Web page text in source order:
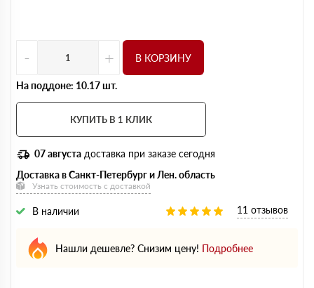
- + В КОРЗИНУ
На поддоне: 10.17 шт.
КУПИТЬ В 1 КЛИК
07 августа доставка при заказе сегодня
Доставка в Санкт-Петербург и Лен. область
Узнать стоимость с доставкой
В наличии 11 отзывов
Нашли дешевле? Снизим цену! Подробнее